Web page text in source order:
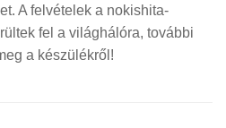
A felvételek a nokishita-
fel a világhálóra, további
a készülékről!